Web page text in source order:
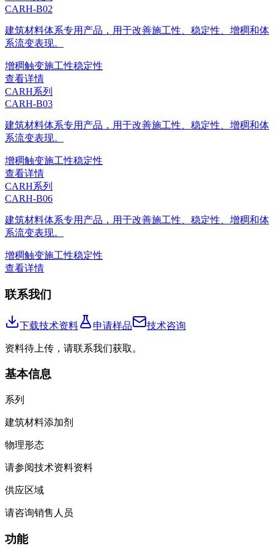
CARH-B02
建筑材料体系专用产品，用于改善施工性、稳定性、增稠和体
系流变表现。
增稠触变施工性稳定性
查看详情
CARH系列
CARH-B03
建筑材料体系专用产品，用于改善施工性、稳定性、增稠和体
系流变表现。
增稠触变施工性稳定性
查看详情
CARH系列
CARH-B06
建筑材料体系专用产品，用于改善施工性、稳定性、增稠和体
系流变表现。
增稠触变施工性稳定性
查看详情
联系我们
下载技术资料 申请样品 技术咨询
资料待上传，请联系我们获取。
基本信息
系列
建筑材料添加剂
物理形态
请参阅技术资料资料
供应区域
请咨询销售人员
功能